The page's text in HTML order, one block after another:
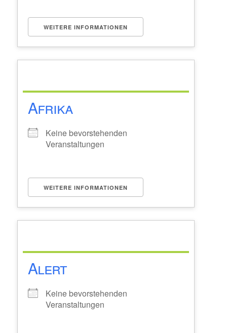
WEITERE INFORMATIONEN
Afrika
Keine bevorstehenden
Veranstaltungen
WEITERE INFORMATIONEN
Alert
Keine bevorstehenden
Veranstaltungen